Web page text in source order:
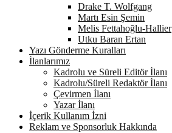
Drake T. Wolfgang
Martı Esin Şemin
Melis Fettahoğlu-Hallier
Utku Baran Ertan
Yazı Gönderme Kuralları
İlanlarımız
Kadrolu ve Süreli Editör İlanı
Kadrolu/Süreli Redaktör İlanı
Çevirmen İlanı
Yazar İlanı
İçerik Kullanım İzni
Reklam ve Sponsorluk Hakkında